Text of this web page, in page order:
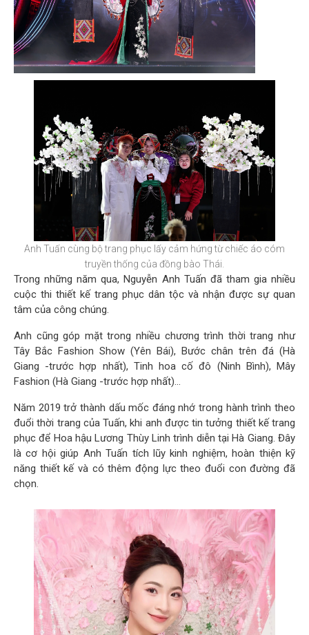
Anh Tuấn cùng bộ trang phục lấy cảm hứng từ chiếc áo cóm
truyền thống của đồng bào Thái.
Trong những năm qua, Nguyễn Anh Tuấn đã tham gia nhiều
cuộc thi thiết kế trang phục dân tộc và nhận được sự quan
tâm của công chúng.
Anh cũng góp mặt trong nhiều chương trình thời trang như
Tây Bắc Fashion Show (Yên Bái), Bước chân trên đá (Hà
Giang -trước hợp nhất), Tinh hoa cố đô (Ninh Bình), Mây
Fashion (Hà Giang -trước hợp nhất)...
Năm 2019 trở thành dấu mốc đáng nhớ trong hành trình theo
đuổi thời trang của Tuấn, khi anh được tin tưởng thiết kế trang
phục để Hoa hậu Lương Thùy Linh trình diễn tại Hà Giang. Đây
là cơ hội giúp Anh Tuấn tích lũy kinh nghiệm, hoàn thiện kỹ
năng thiết kế và có thêm động lực theo đuổi con đường đã
chọn.